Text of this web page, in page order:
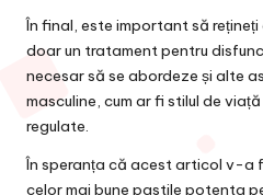
În final, este important să
doar un tratament pentru
necesar să se abordeze și alte
masculine, cum ar fi stilul de
regulate.
În speranța că acest articol v-a
celor mai bune pastile potenta